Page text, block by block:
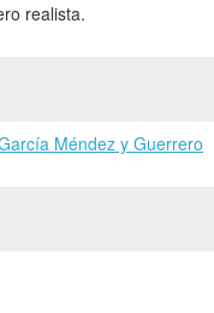
realista.
Méndez y Guerrero